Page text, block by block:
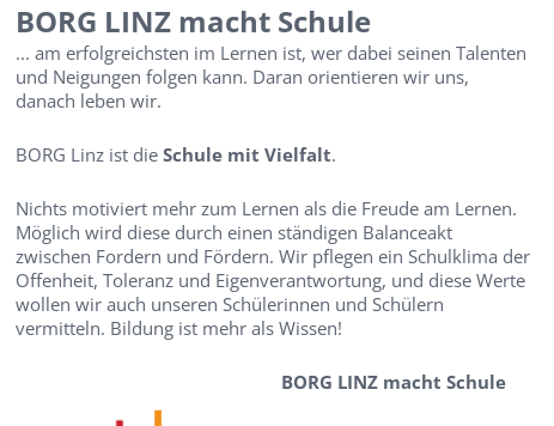
BORG LINZ macht Schule
... am erfolgreichsten im Lernen ist, wer dabei seinen Talenten
und Neigungen folgen kann. Daran orientieren wir uns,
danach leben wir.
BORG Linz ist die Schule mit Vielfalt.
Nichts motiviert mehr zum Lernen als die Freude am Lernen.
Möglich wird diese durch einen ständigen Balanceakt
zwischen Fordern und Fördern. Wir pflegen ein Schulklima der
Offenheit, Toleranz und Eigenverantwortung, und diese Werte
wollen wir auch unseren Schülerinnen und Schülern
vermitteln. Bildung ist mehr als Wissen!
BORG LINZ macht Schule